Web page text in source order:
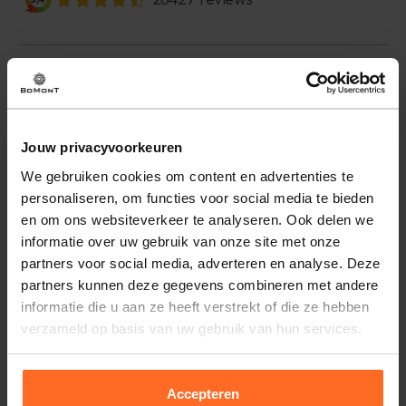
Jouw privacyvoorkeuren
We gebruiken cookies om content en advertenties te
personaliseren, om functies voor social media te bieden
en om ons websiteverkeer te analyseren. Ook delen we
informatie over uw gebruik van onze site met onze
partners voor social media, adverteren en analyse. Deze
partners kunnen deze gegevens combineren met andere
informatie die u aan ze heeft verstrekt of die ze hebben
verzameld op basis van uw gebruik van hun services.
Accepteren
Eigenschappen
Artikelnummer
257141-BR
Leveranciersnummer
4s2953-11780
Categorie
Broeken
Dames
Omschrijving
De Pantalon Linnen blend van Summum biedt een casual en
dames pantalon ideaal voor ontspannen gelegenheden.
Het ontwerp combineert stijl en functionaliteit
moeiteloos.
Altijd gratis bezorging
Bezorging is altijd gratis, binnen 1-3 werkdagen